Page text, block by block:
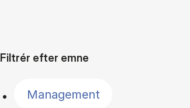
Filtrér efter emne
Management